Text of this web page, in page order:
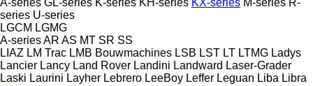
series U-series
LGCM LGMG
A-seriesAR AS MT SR SS
LIAZ LM Trac LMB Bouwmachines LSB LST LT LTMG Ladys
Lancier Lancy Land Rover Landini Landward Laser-Grader
Laski Laurini Layher Lebrero LeeBoy Leffer Leguan Liba Libra